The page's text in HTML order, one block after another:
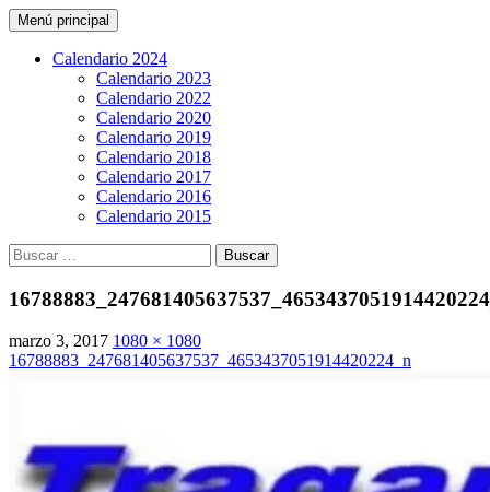
CarreraPro Venezuela
Buscar
Menú principal Saltar
al
contenido
Calendario 2024
Calendario 2023
Calendario 2022
Calendario 2020
Calendario 2019
Calendario 2018
Calendario 2017
Calendario 2016
Calendario 2015
Buscar:
marzo 3, 2017 1080 × 1080
16788883_247681405637537_4653437051914420224_n